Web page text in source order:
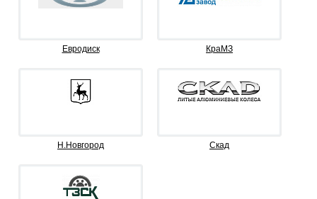
Евродиск КраМЗ
Н.Новгород Скад